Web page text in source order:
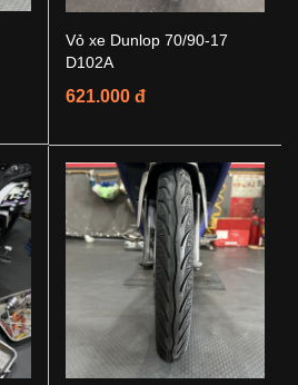
Vỏ xe Dunlop 70/90-17
D102A
621.000 đ